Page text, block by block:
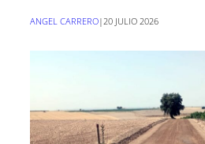
ANGEL CARRERO|20 JULIO 2026